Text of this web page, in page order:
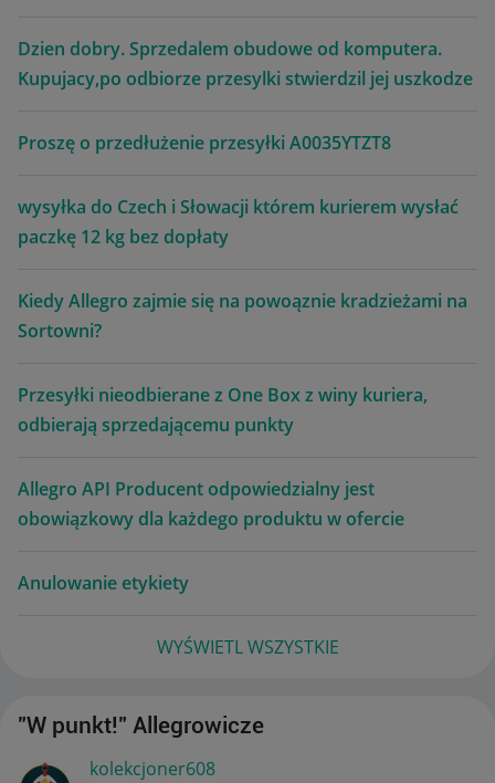
Dzien dobry. Sprzedalem obudowe od komputera.
Kupujacy,po odbiorze przesylki stwierdzil jej uszkodze
Proszę o przedłużenie przesyłki A0035YTZT8
wysyłka do Czech i Słowacji którem kurierem wysłać
paczkę 12 kg bez dopłaty
Kiedy Allegro zajmie się na powoąznie kradzieżami na
Sortowni?
Przesyłki nieodbierane z One Box z winy kuriera,
odbierają sprzedającemu punkty
Allegro API Producent odpowiedzialny jest
obowiązkowy dla każdego produktu w ofercie
Anulowanie etykiety
WYŚWIETL WSZYSTKIE
"W punkt!" Allegrowicze
kolekcjoner608